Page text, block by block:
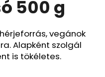
500 g
vegánok
Alapként szolgál
is tökéletes.